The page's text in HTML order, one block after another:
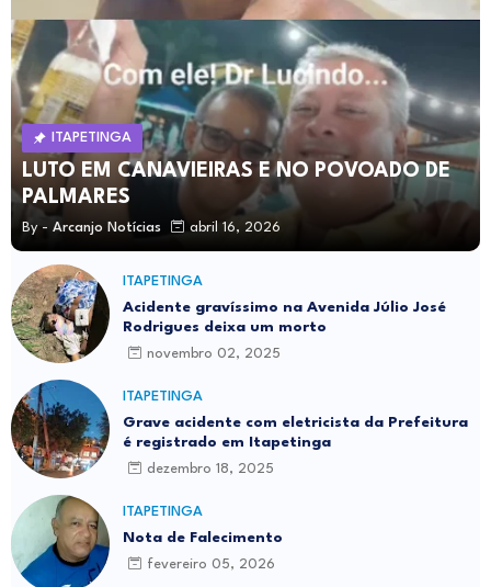
ITAPETINGA
LUTO EM CANAVIEIRAS E NO POVOADO DE
PALMARES
By - Arcanjo Notícias abril 16, 2026
ITAPETINGA
Acidente gravíssimo na Avenida Júlio José
Rodrigues deixa um morto
novembro 02, 2025
ITAPETINGA
Grave acidente com eletricista da Prefeitura
é registrado em Itapetinga
dezembro 18, 2025
ITAPETINGA
Nota de Falecimento
fevereiro 05, 2026